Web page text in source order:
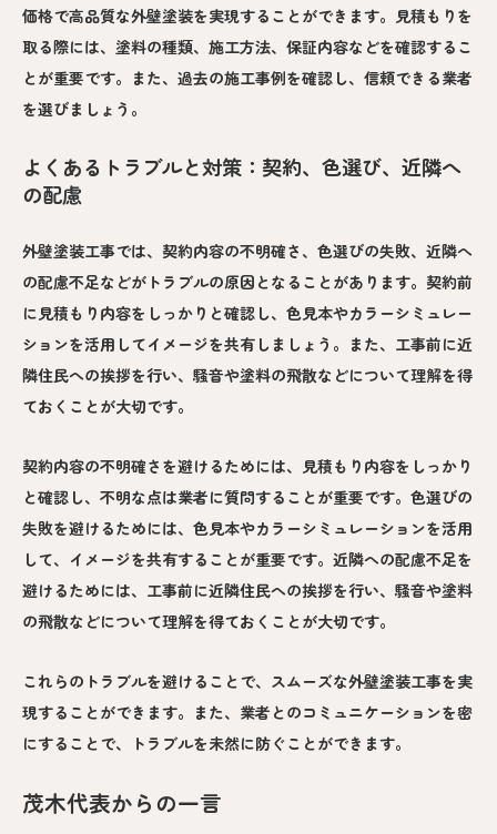
価格で高品質な外壁塗装を実現することができます。見積もりを
取る際には、塗料の種類、施工方法、保証内容などを確認するこ
とが重要です。また、過去の施工事例を確認し、信頼できる業者
を選びましょう。
よくあるトラブルと対策：契約、色選び、近隣へ
の配慮
外壁塗装工事では、契約内容の不明確さ、色選びの失敗、近隣へ
の配慮不足などがトラブルの原因となることがあります。契約前
に見積もり内容をしっかりと確認し、色見本やカラーシミュレー
ションを活用してイメージを共有しましょう。また、工事前に近
隣住民への挨拶を行い、騒音や塗料の飛散などについて理解を得
ておくことが大切です。
契約内容の不明確さを避けるためには、見積もり内容をしっかり
と確認し、不明な点は業者に質問することが重要です。色選びの
失敗を避けるためには、色見本やカラーシミュレーションを活用
して、イメージを共有することが重要です。近隣への配慮不足を
避けるためには、工事前に近隣住民への挨拶を行い、騒音や塗料
の飛散などについて理解を得ておくことが大切です。
これらのトラブルを避けることで、スムーズな外壁塗装工事を実
現することができます。また、業者とのコミュニケーションを密
にすることで、トラブルを未然に防ぐことができます。
茂木代表からの一言